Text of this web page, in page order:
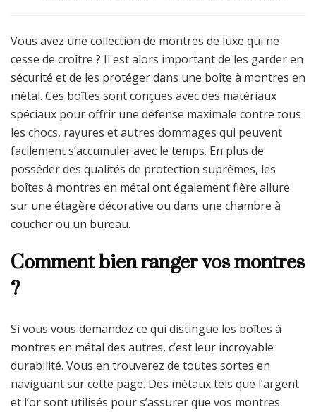
Vous avez une collection de montres de luxe qui ne
cesse de croître ? Il est alors important de les garder en
sécurité et de les protéger dans une boîte à montres en
métal. Ces boîtes sont conçues avec des matériaux
spéciaux pour offrir une défense maximale contre tous
les chocs, rayures et autres dommages qui peuvent
facilement s’accumuler avec le temps. En plus de
posséder des qualités de protection suprêmes, les
boîtes à montres en métal ont également fière allure
sur une étagère décorative ou dans une chambre à
coucher ou un bureau.
Comment bien ranger vos montres
?
Si vous vous demandez ce qui distingue les boîtes à
montres en métal des autres, c’est leur incroyable
durabilité. Vous en trouverez de toutes sortes en
naviguant sur cette page. Des métaux tels que l’argent
et l’or sont utilisés pour s’assurer que vos montres